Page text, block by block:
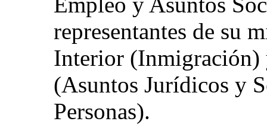
representantes de su
Interior (Inmigración)
(Asuntos Jurídicos y
Personas).